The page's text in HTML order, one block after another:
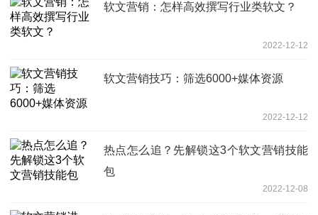
软文营销：怎样高效撰写行业类软文？
2022-12-12
软文营销技巧：筛选6000+媒体资源
2022-12-12
热点怎么追？先解锁这3个软文营销技能
包
2022-12-08